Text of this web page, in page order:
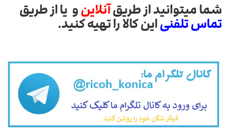
شما میتوانید از طریقآنلاینو یا از طریق
تماس تلفنیاین کالا را تهیه کنید.